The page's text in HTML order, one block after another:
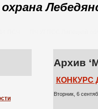
Архив
КОНКУРС
Вторник, 6